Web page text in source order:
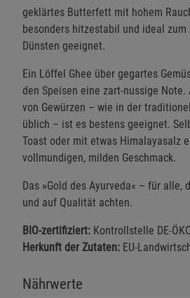
geklärtes Butterfett mit hohem
besonders hitzestabil und ideal zum
Dünsten geeignet.
Ein Löffel Ghee über gegartes
den Speisen eine zart-nussige Note.
von Gewürzen – wie in der
üblich – ist es bestens geeignet.
Toast oder mit etwas Himalayasalz
vollmundigen, milden Geschmack.
Das »Gold des Ayurveda« – für alle,
und auf Qualität achten.
BIO-zertifiziert: Kontrollstelle DE-
Herkunft der Zutaten: EU-
Nährwerte